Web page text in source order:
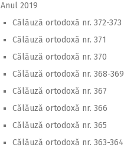
Anul 2019
Călăuză ortodoxă nr. 372-373
Călăuză ortodoxă nr. 371
Călăuză ortodoxă nr. 370
Călăuză ortodoxă nr. 368-369
Călăuză ortodoxă nr. 367
Călăuză ortodoxă nr. 366
Călăuză ortodoxă nr. 365
Călăuză ortodoxă nr. 363-364